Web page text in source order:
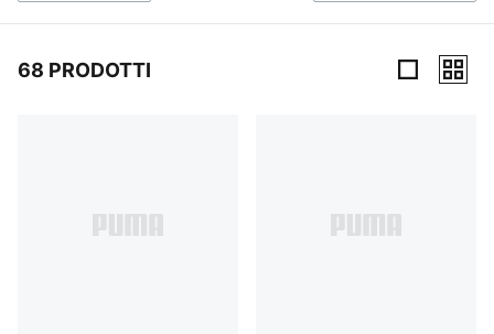
68 PRODOTTI